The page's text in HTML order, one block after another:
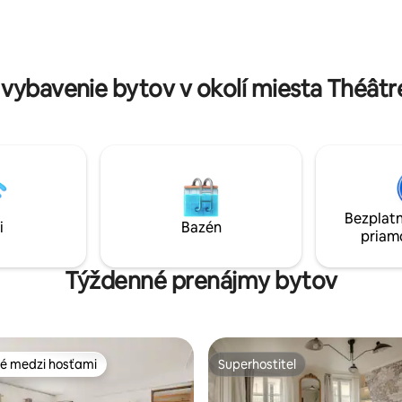
bytov v okolí miesta
Bazén
Týždenné prenájmy bytov
medzi hosťami
medzi hosťami Superhostiteľ
Superhostiteľ